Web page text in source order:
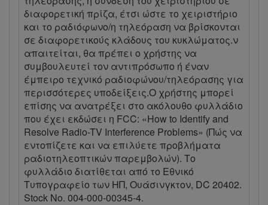
διαφορετική πρίζα, έτσι ώστε το χειριστήριο
και το ραδιόφωνο/η τηλεόραση να βρίσκονται
σε διαφορετικούς κλάδους του κυκλώματος.ν
απαιτείται, θα πρέπει ο χρήστης να
συμβουλευτεί τον αντιπρόσωπο ή έναν
έμπειρο τεχνικό ραδιοφώνου/τηλεόρασης για
περισσότερες υποδείξεις.Ο χρήστης μπορεί
επίσης να ανατρέξει στο ακόλουθο φυλλάδιο
που έχει εκδώσει η FCC: «How to Identify and
Resolve Radio-TV Interference Problems» (Πώς να
εντοπίζετε και να επιλύετε προβλήματα
ραδιοτηλεοπτικών παρεμβολών). Το
φυλλάδιο διατίθεται από το Εθνικό
Τυπογραφείο των ΗΠ, Ουάσινγκτον, DC 20402.
Stock No. 004-000-00345-4.